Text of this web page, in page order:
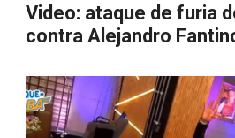
Video: ataque de furia
contra Alejandro